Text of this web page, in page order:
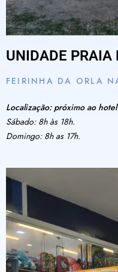
UNIDADE PRAIA
FEIRINHA DA ORLA
Localização: próximo ao
Sábado: 8h às 18h.
Domingo: 8h as 17h.